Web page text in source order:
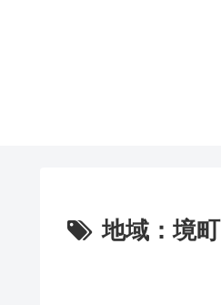
地域：境町